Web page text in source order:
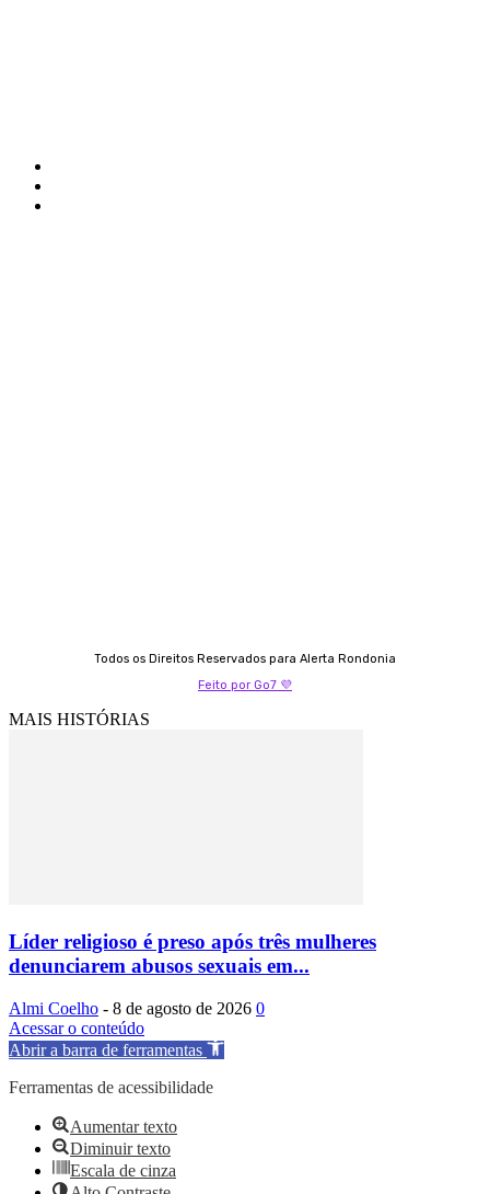
Todos os Direitos Reservados para Alerta Rondonia
Feito por Go7 💜
MAIS HISTÓRIAS
Líder religioso é preso após três mulheres
denunciarem abusos sexuais em...
Almi Coelho - 8 de agosto de 2026 0
Acessar o conteúdo
Abrir a barra de ferramentas
Ferramentas de acessibilidade
Aumentar texto
Diminuir texto
Escala de cinza